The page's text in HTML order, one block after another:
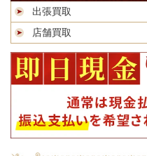
出張買取
店舗買取